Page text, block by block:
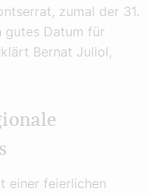
zumal der 31.
gutes Datum für
Bernat Juliol,
einer feierlichen